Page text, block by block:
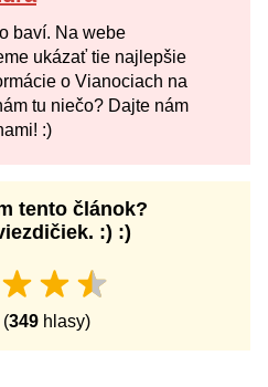
baví. Na webe
ukázať tie najlepšie
o Vianociach na
tu niečo? Dajte nám
:)
tento článok?
:) :)
(349 hlasy)